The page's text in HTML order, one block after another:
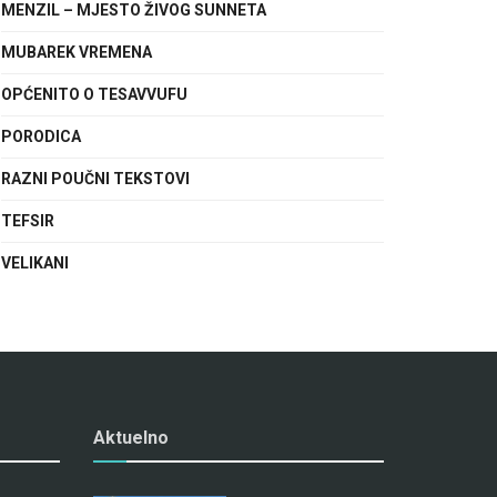
MENZIL – MJESTO ŽIVOG SUNNETA
MUBAREK VREMENA
OPĆENITO O TESAVVUFU
PORODICA
RAZNI POUČNI TEKSTOVI
TEFSIR
VELIKANI
Aktuelno